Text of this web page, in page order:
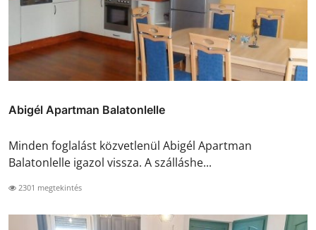
Abigél Apartman Balatonlelle
Minden foglalást közvetlenül Abigél Apartman
Balatonlelle igazol vissza. A szálláshe...
2301 megtekintés